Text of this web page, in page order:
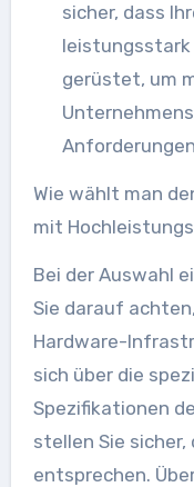
sicher, dass
leistungsstark
gerüstet, um
Wie wählt man
mit
Bei der Auswahl
Sie darauf
Hardware-
sich über die
Spezifikationen
stellen Sie
entsprechen.